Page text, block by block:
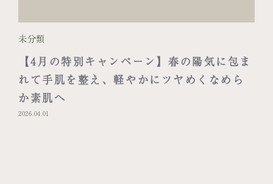
未分類
【4月の特別キャンペーン】春の陽気に包ま
れて手肌を整え、軽やかにツヤめくなめら
か素肌へ
2026.04.01